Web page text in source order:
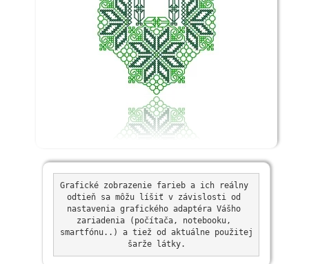
Grafické zobrazenie farieb a ich reálny
odtieň sa môžu líšiť v závislosti od
nastavenia grafického adaptéra Vášho
zariadenia (počítača, notebooku,
smartfónu..) a tiež od aktuálne použitej
šarže látky.